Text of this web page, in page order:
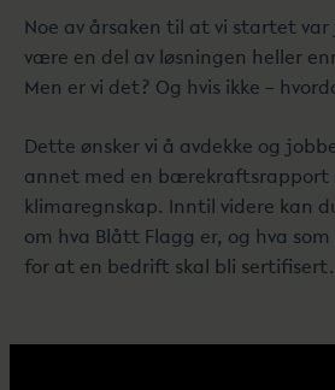
Noe av årsaken til at vi startet var
være en del av løsningen heller
Men er vi det? Og hvis ikke –
Dette ønsker vi å avdekke og
annet med en bærekraftsrapport
klimaregnskap. Inntil videre kan
om hva Blått Flagg er, og hva
for at en bedrift skal bli sertifisert.